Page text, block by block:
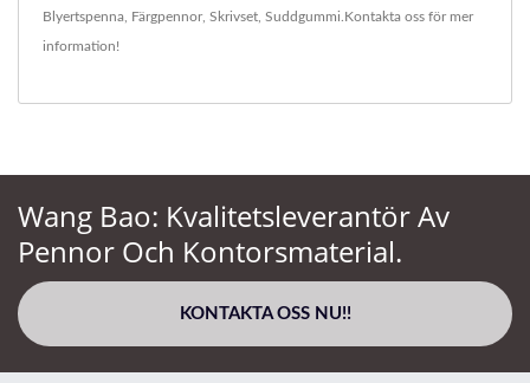
Blyertspenna, Färgpennor, Skrivset, Suddgummi. Kontakta oss för mer
information!
Wang Bao: Kvalitetsleverantör Av
Pennor Och Kontorsmaterial.
KONTAKTA OSS NU!!